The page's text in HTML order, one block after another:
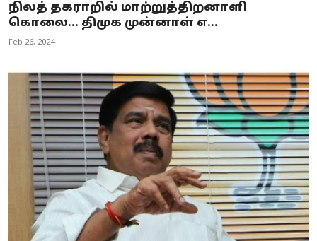
நிலத் தகராறில் மாற்றுத்திறனாளி
கொலை... திமுக முன்னாள் எ...
Feb 26, 2024